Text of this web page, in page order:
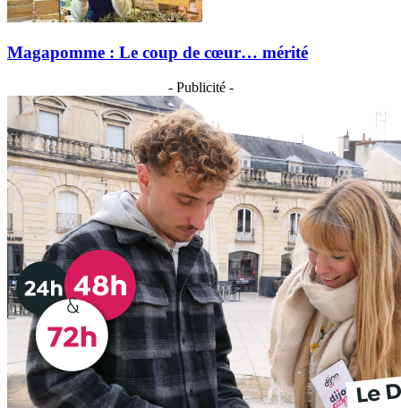
Magapomme : Le coup de cœur… mérité
- Publicité -